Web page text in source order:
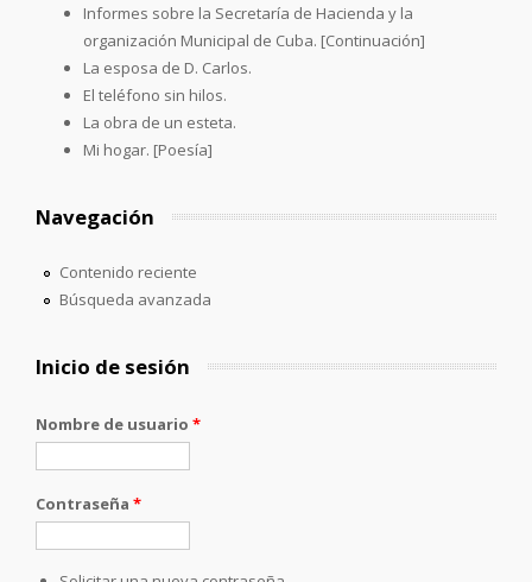
Informes sobre la Secretaría de Hacienda y la
organización Municipal de Cuba. [Continuación]
La esposa de D. Carlos.
El teléfono sin hilos.
La obra de un esteta.
Mi hogar. [Poesía]
Navegación
Contenido reciente
Búsqueda avanzada
Inicio de sesión
Nombre de usuario *
Contraseña *